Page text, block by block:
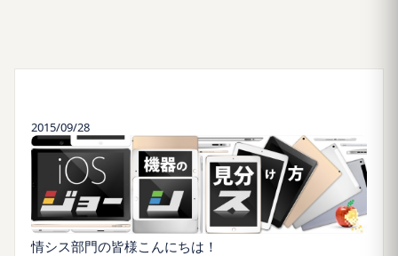
2015/09/28
情シス部門の皆様こんにちは！